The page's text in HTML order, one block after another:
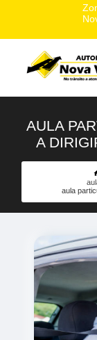
AULA
A
aula